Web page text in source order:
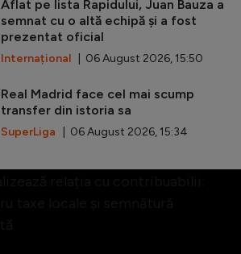
Aflat pe lista Rapidului, Juan Bauza a
semnat cu o altă echipă și a fost
prezentat oficial
Internațional | 06 August 2026, 15:50
Real Madrid face cel mai scump
transfer din istoria sa
SuperLiga | 06 August 2026, 15:34